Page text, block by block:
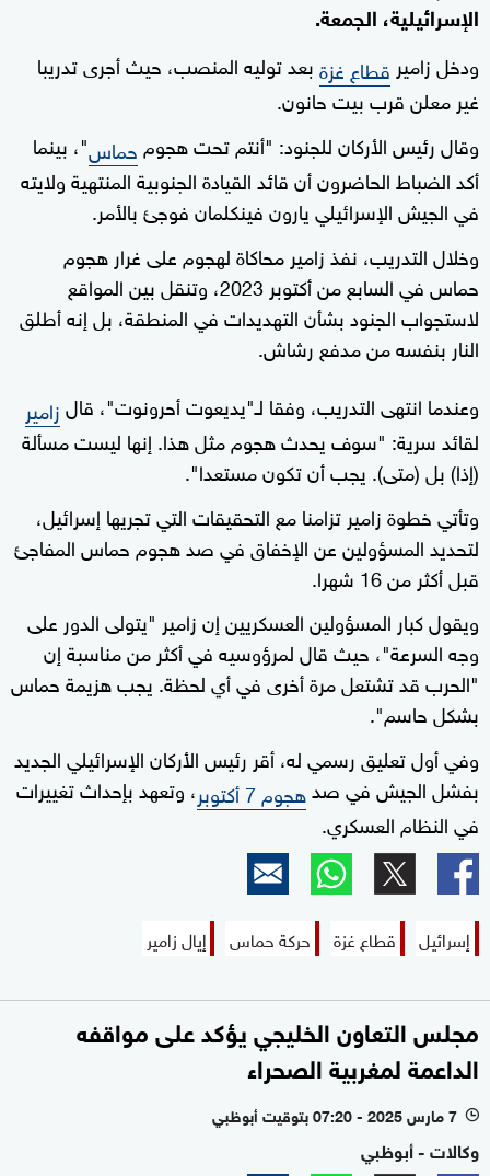
الإسرائيلية، الجمعة.
ودخل زامير قطاع غزةبعد توليه المنصب، حيث أجرى تدريبا
غير معلن قرب بيت حانون.
وقال رئيس الأركان للجنود: "أنتم تحت هجوم حماس"، بينما
أكد الضباط الحاضرون أن قائد القيادة الجنوبية المنتهية ولايته
في الجيش الإسرائيلي يارون فينكلمان فوجئ بالأمر.
وخلال التدريب، نفذ زامير محاكاة لهجوم على غرار هجوم
حماس في السابع من أكتوبر 2023، وتنقل بين المواقع
لاستجواب الجنود بشأن التهديدات في المنطقة، بل إنه أطلق
النار بنفسه من مدفع رشاش.
وعندما انتهى التدريب، وفقا لـ"يديعوت أحرونوت"، قالزامير
لقائد سرية: "سوف يحدث هجوم مثل هذا. إنها ليست مسألة
(إذا) بل (متى). يجب أن تكون مستعدا".
وتأتي خطوة زامير تزامنا مع التحقيقات التي تجريها إسرائيل،
لتحديد المسؤولين عن الإخفاق في صد هجوم حماس المفاجئ
قبل أكثر من 16 شهرا.
ويقول كبار المسؤولين العسكريين إن زامير "يتولى الدور على
وجه السرعة"، حيث قال لمرؤوسيه في أكثر من مناسبة إن
"الحرب قد تشتعل مرة أخرى في أي لحظة. يجب هزيمة حماس
بشكل حاسم".
وفي أول تعليق رسمي له، أقر رئيس الأركان الإسرائيلي الجديد
بفشل الجيش في صدهجوم 7 أكتوبر
، وتعهد بإحداث تغييرات
في النظام العسكري.
إسرائيل قطاع غزة حركة حماس إيال زامير
مجلس التعاون الخليجي يؤكد على مواقفه
الداعمة لمغربية الصحراء
l 7 مارس 2025 - 07:20 بتوقيت أبوظبي
وكالات - أبوظبي